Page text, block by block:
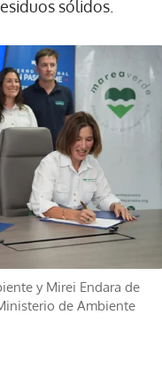
sólidos.
y Mirei Endara de
de Ambiente